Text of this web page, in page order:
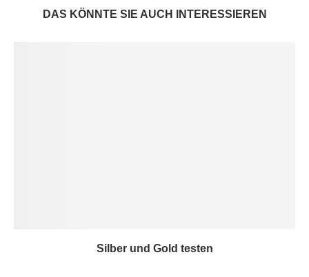
DAS KÖNNTE SIE AUCH INTERESSIEREN
Silber und Gold testen